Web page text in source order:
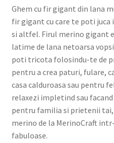
Ghem cu fir gigant din lana
fir gigant cu care te poti
si altfel. Firul merino gigant
latime de lana netoarsa
poti tricota folosindu-te de
pentru a crea paturi, fulare,
casa calduroasa sau pentru
relaxezi impletind sau
pentru familia si prietenii
merino de la MerinoCraft
fabuloase.